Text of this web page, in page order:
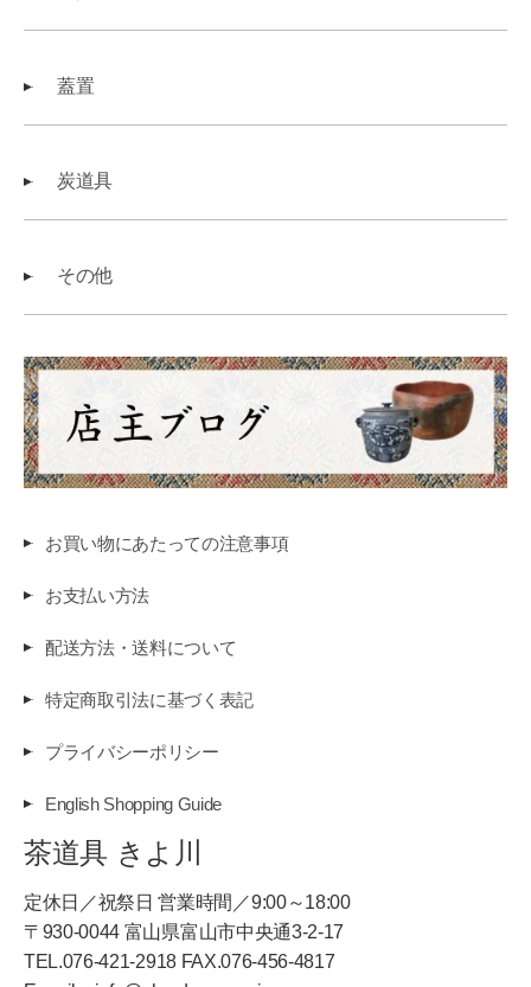
蓋置
炭道具
その他
お買い物にあたっての注意事項
お支払い方法
配送方法・送料について
特定商取引法に基づく表記
プライバシーポリシー
English Shopping Guide
茶道具 きよ川
定休日／祝祭日 営業時間／9:00～18:00
〒930-0044 富山県富山市中央通3-2-17
TEL.076-421-2918 FAX.076-456-4817